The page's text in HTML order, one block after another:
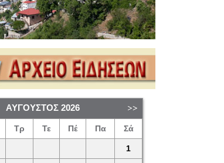
ΑΎΓΟΥΣΤΟΣ 2026
Τρ Τε Πέ Πα Σά
1